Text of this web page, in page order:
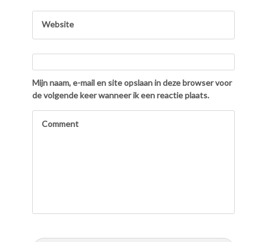
Mijn naam, e-mail en site opslaan in deze browser voor
de volgende keer wanneer ik een reactie plaats.